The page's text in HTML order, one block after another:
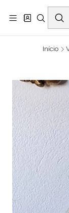
Buscantiguidades -
Castelo -
Início